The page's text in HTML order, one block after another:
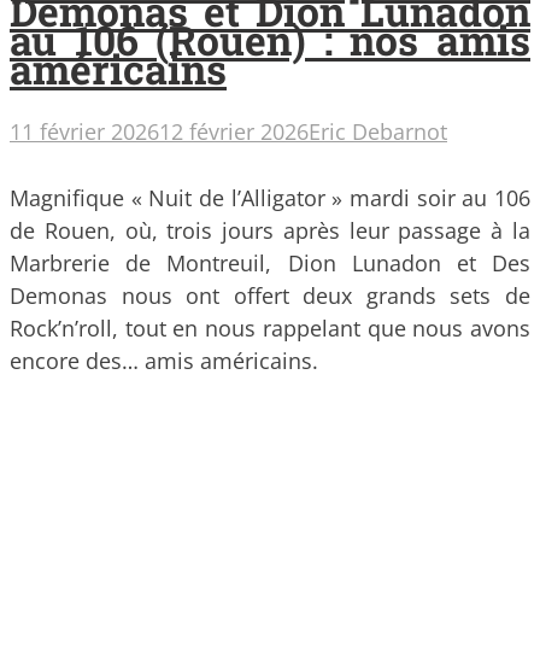
au 106 (Rouen) : nos amis
américains
11 février 202612 février 2026Eric Debarnot
Magnifique « Nuit de l’Alligator » mardi soir au 106
de Rouen, où, trois jours après leur passage à la
Marbrerie de Montreuil, Dion Lunadon et Des
Demonas nous ont offert deux grands sets de
Rock’n’roll, tout en nous rappelant que nous avons
encore des… amis américains.